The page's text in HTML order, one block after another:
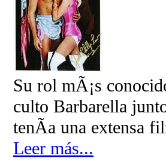
Su rol mÃ¡s
culto Barbarella
tenÃ­a una extensa
Leer más...